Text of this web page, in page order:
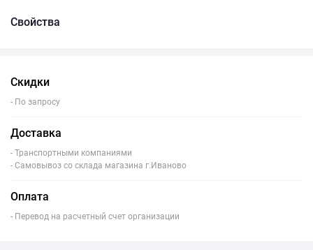
Свойства
Скидки
- По запросу
Доставка
- Транспортными компаниями
- Самовывоз со склада магазина г.Иваново
Оплата
- Перевод на расчетный счет организации